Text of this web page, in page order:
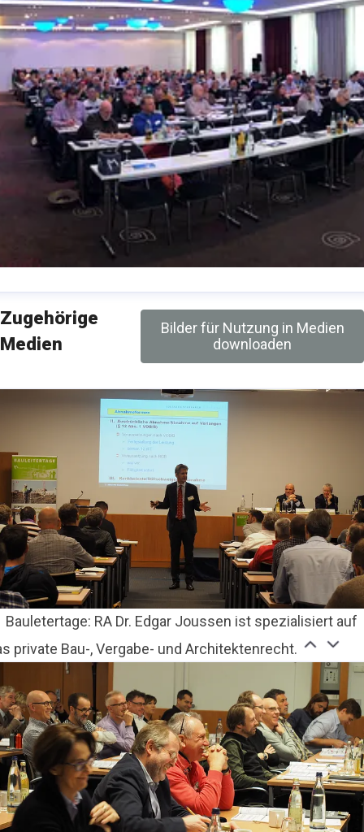
Event-Management
Rudolf Müller Medien GmbH & Co. KG
mueller.de+49 221 5497-420
Zugehörige
Medien
Bilder für Nutzung in Medien
downloaden
Bauletertage: RA Dr. Edgar Joussen ist spezialisiert auf
private Bau-, Vergabe- und Architektenrecht.